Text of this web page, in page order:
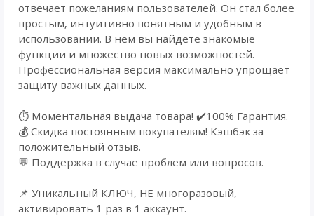
отвечает пожеланиям пользователей. Он стал более
простым, интуитивно понятным и удобным в
использовании. В нем вы найдете знакомые
функции и множество новых возможностей.
Профессиональная версия максимально упрощает
защиту важных данных.
⏱️ Моментальная выдача товара! ✔️100% Гарантия.
💰 Cкидка постоянным покупателям! Кэшбэк за
положительный отзыв.
💬 Поддержка в случае проблем или вопросов.
📌 Уникальный КЛЮЧ, НЕ многоразовый,
активировать 1 раз в 1 аккаунт.